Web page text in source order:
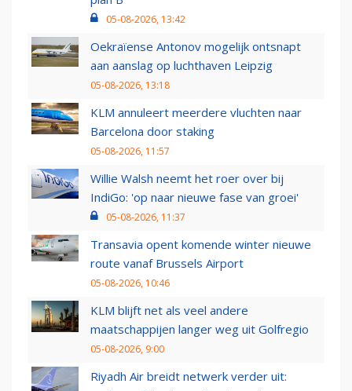
05-08-2026, 13:42
Oekraïense Antonov mogelijk ontsnapt
aan aanslag op luchthaven Leipzig
05-08-2026, 13:18
KLM annuleert meerdere vluchten naar
Barcelona door staking
05-08-2026, 11:57
Willie Walsh neemt het roer over bij
IndiGo: 'op naar nieuwe fase van groei'
05-08-2026, 11:37
Transavia opent komende winter nieuwe
route vanaf Brussels Airport
05-08-2026, 10:46
KLM blijft net als veel andere
maatschappijen langer weg uit Golfregio
05-08-2026, 9:00
Riyadh Air breidt netwerk verder uit: